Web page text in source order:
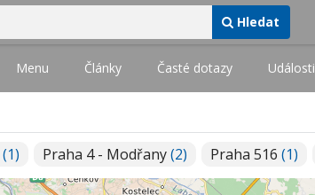
Hledat
Menu Články Časté dotazy Události
(1) Praha 4 - Modřany(2) Praha 516 (1)